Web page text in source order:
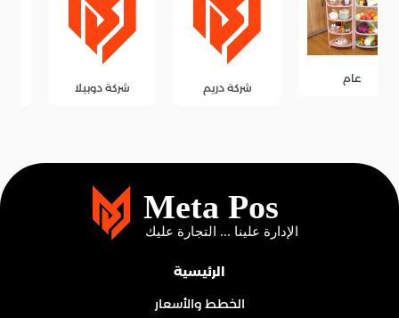
شركة دريم شركة دوبيلا شركة جود فرنس .
الرئيسية
الخطط والأسعار